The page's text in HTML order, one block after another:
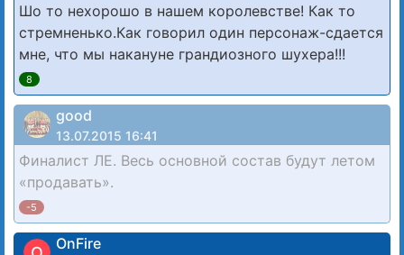
Шо то нехорошо в нашем королевстве! Как то
стремненько.Как говорил один персонаж-сдается
мне, что мы накануне грандиозного шухера!!!
8
good
13.07.2015 16:41
Финалист ЛЕ. Весь основной состав будут летом
«продавать».
-5
OnFire